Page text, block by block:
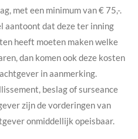
met een minimum van € 75,-.
aantoont dat deze ter inning
heeft moeten maken welke
dan komen ook deze kosten
in aanmerking.
beslag of surseance
zijn de vorderingen van
onmiddellijk opeisbaar.